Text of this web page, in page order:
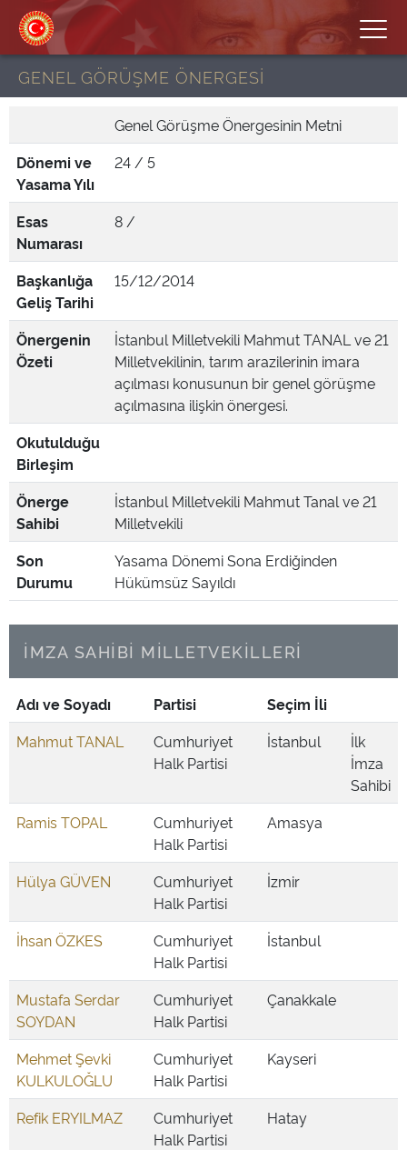
GENEL GÖRÜŞME ÖNERGESİ
Genel Görüşme Önergesinin Metni
Dönemi ve
Yasama Yılı
24 / 5
Esas
Numarası
8 /
Başkanlığa
Geliş Tarihi
15/12/2014
Önergenin
Özeti
İstanbul Milletvekili Mahmut TANAL ve 21
Milletvekilinin, tarım arazilerinin imara
açılması konusunun bir genel görüşme
açılmasına ilişkin önergesi.
Okutulduğu
Birleşim
Önerge
Sahibi
İstanbul Milletvekili Mahmut Tanal ve 21
Milletvekili
Son
Durumu
Yasama Dönemi Sona Erdiğinden
Hükümsüz Sayıldı
İMZA SAHİBİ MİLLETVEKİLLERİ
Adı ve Soyadı Partisi
Seçim İli
Mahmut TANAL
Cumhuriyet
Halk Partisi
İstanbul
İlk
İmza
Sahibi
Ramis TOPAL
Cumhuriyet
Halk Partisi
Amasya
Hülya GÜVEN
Cumhuriyet
Halk Partisi
İzmir
İhsan ÖZKES
Cumhuriyet
Halk Partisi
İstanbul
Mustafa Serdar
SOYDAN
Cumhuriyet
Halk Partisi
Çanakkale
Mehmet Şevki
KULKULOĞLU
Cumhuriyet
Halk Partisi
Kayseri
Refik ERYILMAZ
Cumhuriyet
Halk Partisi
Hatay